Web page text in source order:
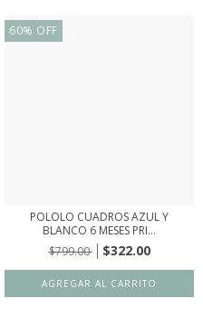
60% OFF
POLOLO CUADROS AZUL Y
BLANCO 6 MESES PRI...
$799.00
$322.00